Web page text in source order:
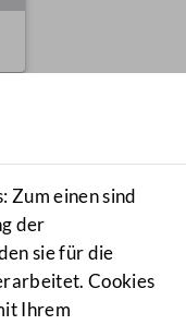
Zum einen sind
der
sie für die
Cookies
Ihrem